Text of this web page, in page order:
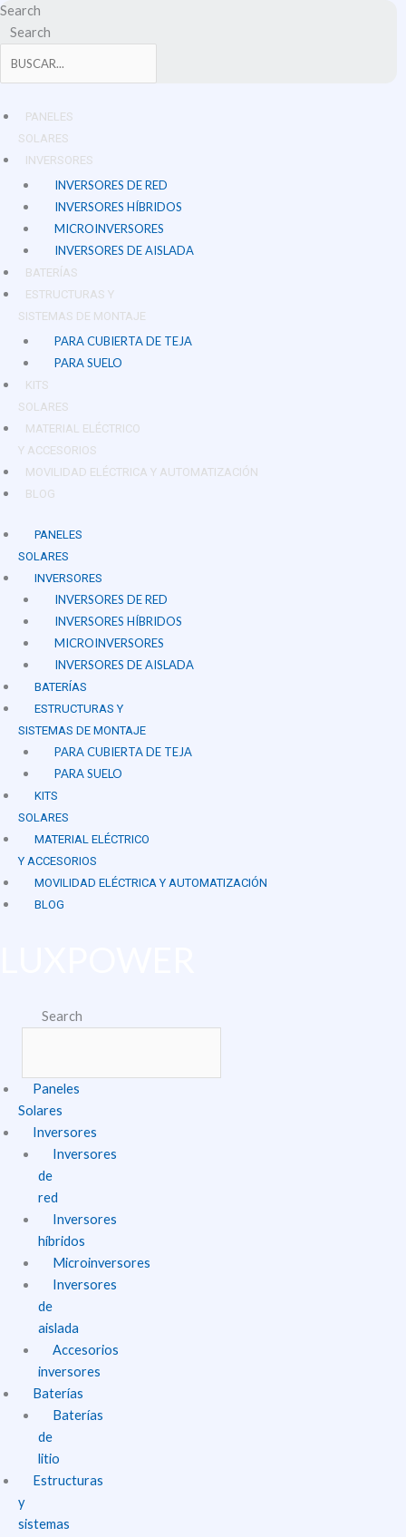
Ir
Search
Search
PANELES
SOLARES
INVERSORES
INVERSORES DE RED
INVERSORES HÍBRIDOS
MICROINVERSORES
INVERSORES DE AISLADA
BATERÍAS
ESTRUCTURAS Y
SISTEMAS DE MONTAJE
PARA CUBIERTA DE TEJA
PARA SUELO
KITS
SOLARES
MATERIAL ELÉCTRICO
Y ACCESORIOS
MOVILIDAD ELÉCTRICA Y AUTOMATIZACIÓN
BLOG
PANELES
SOLARES
INVERSORES
INVERSORES DE RED
INVERSORES HÍBRIDOS
MICROINVERSORES
INVERSORES DE AISLADA
BATERÍAS
ESTRUCTURAS Y
SISTEMAS DE MONTAJE
PARA CUBIERTA DE TEJA
PARA SUELO
KITS
SOLARES
MATERIAL ELÉCTRICO
Y ACCESORIOS
MOVILIDAD ELÉCTRICA Y AUTOMATIZACIÓN
BLOG
Search
Paneles
Solares
Inversores
Inversores
de
red
Inversores
híbridos
Microinversores
Inversores
de
aislada
Accesorios
inversores
Baterías
Baterías
de
litio
Estructuras
y
sistemas